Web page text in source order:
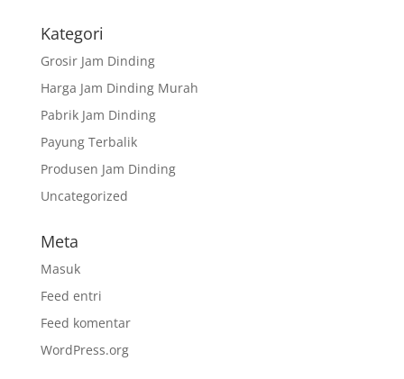
Kategori
Grosir Jam Dinding
Harga Jam Dinding Murah
Pabrik Jam Dinding
Payung Terbalik
Produsen Jam Dinding
Uncategorized
Meta
Masuk
Feed entri
Feed komentar
WordPress.org